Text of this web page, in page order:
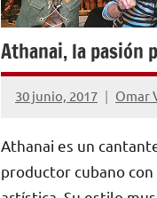
Athanai, la pasión
30 junio, 2017 Omar
No
comentarios
Athanai es un
productor cubano